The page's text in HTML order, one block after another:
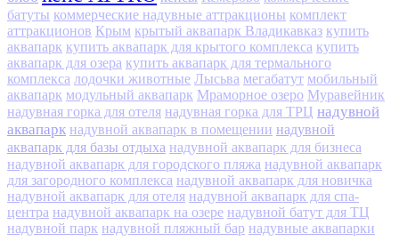
батуты коммерческие надувные аттракционы комплект
аттракционов Крым крытый аквапарк Владикавказ купить
аквапарк купить аквапарк для крытого комплекса купить
аквапарк для озера купить аквапарк для термального
комплекса лодочки животные Лысьва мегабатут мобильный
аквапарк модульный аквапарк Мраморное озеро Муравейник
надувная горка для отеля надувная горка для ТРЦ надувной
аквапарк надувной аквапарк в помещении надувной
аквапарк для базы отдыха надувной аквапарк для бизнеса
надувной аквапарк для городского пляжа надувной аквапарк
для загородного комплекса надувной аквапарк для новичка
надувной аквапарк для отеля надувной аквапарк для спа-
центра надувной аквапарк на озере надувной батут для ТЦ
надувной парк надувной пляжный бар надувные аквапарки